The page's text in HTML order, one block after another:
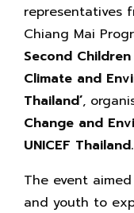
representatives
Chiang Mai
Second
Climate and
Thailand’,
Change and
UNICEF Thailand.
The event
and youth to